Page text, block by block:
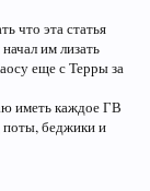
что эта статья
им лизать
еще с Терры за
иметь каждое ГВ
поты, беджики и